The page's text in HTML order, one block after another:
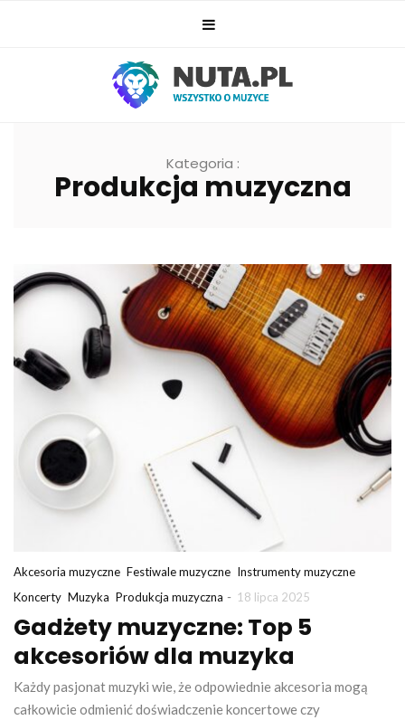
Kategoria :
Produkcja muzyczna
Akcesoria muzyczne Festiwale muzyczne Instrumenty muzyczne
Koncerty Muzyka Produkcja muzyczna - 18 lipca 2025
Gadżety muzyczne: Top 5
akcesoriów dla muzyka
Każdy pasjonat muzyki wie, że odpowiednie akcesoria mogą
całkowicie odmienić doświadczenie koncertowe czy